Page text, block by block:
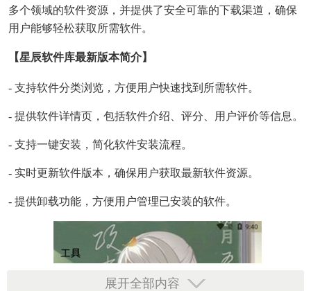
多个领域的软件资源，并提供了安全可靠的下载渠道，确保
用户能够轻松获取所需软件。
【星辰软件库最新版本简介】
- 支持软件分类浏览，方便用户快速找到所需软件。
- 提供软件详情页，包括软件介绍、评分、用户评价等信息。
- 支持一键安装，简化软件安装流程。
- 实时更新软件版本，确保用户获取最新软件资源。
- 提供卸载功能，方便用户管理已安装的软件。
展开全部内容